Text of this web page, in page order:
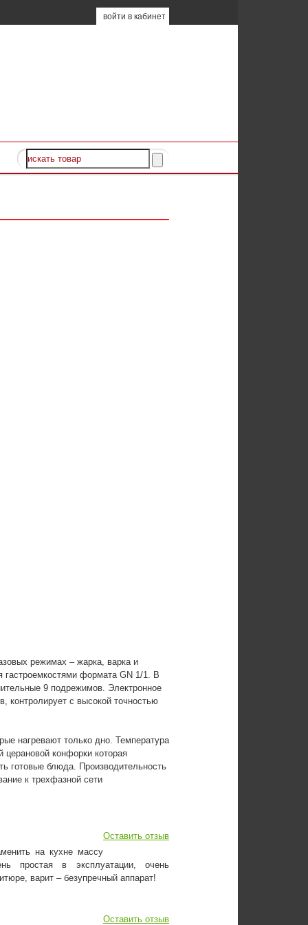
войти в кабинет
режимах – жарка, варка и
гастроемкостями формата GN 1/1. В
9 подрежимов. Электронное
контролирует с высокой точностью
нагревают только дно. Температура
церановой конфорки которая
готовые блюда. Производительность
к трехфазной сети
Оставить отзыв
на кухне массу
простая в эксплуатации, очень
варит – безупречный аппарат!
Оставить отзыв